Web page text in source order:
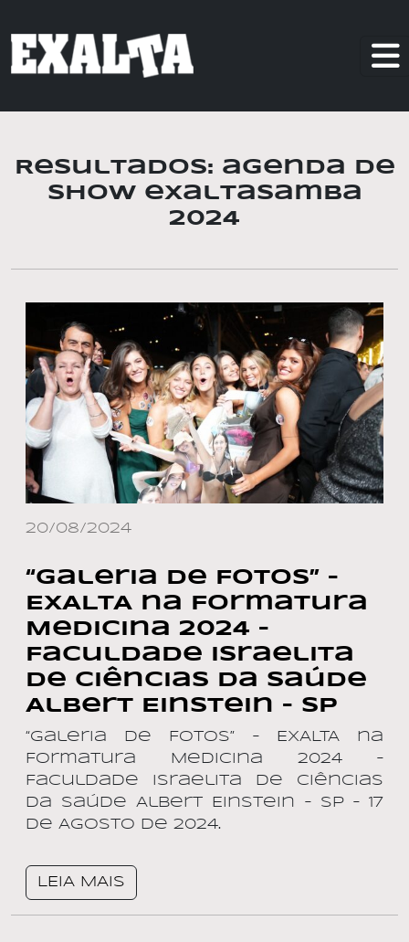
Resultados: agenda de
show exaltasamba
2024
20/08/2024
“Galeria de Fotos” –
EXALTA na Formatura
Medicina 2024 –
Faculdade Israelita
de Ciências da Saúde
Albert Einstein – SP
“Galeria de Fotos” – EXALTA na
Formatura Medicina 2024 –
Faculdade Israelita de Ciências
da Saúde Albert Einstein – SP – 17
de AGOSTO de 2024.
LEIA MAIS